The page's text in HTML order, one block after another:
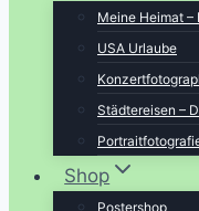
Meine Heimat –
USA Urlaube
Städtereisen –
Shop
Postershop